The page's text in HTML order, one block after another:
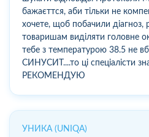
бажаєттся, аби тільки не
хочете, щоб побачили
товаришам виділяти головне
тебе з температурою 38.5 не
СИНУСИТ....то ці спеціалісти
РЕКОМЕНДУЮ
УНИКА (UNIQA)